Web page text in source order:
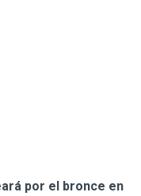
por el bronce en